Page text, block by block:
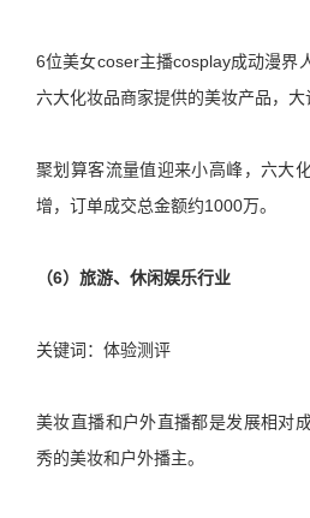
6位美女coser主播cosplay成动漫界
六大化妆品商家提供的美妆产品，大
聚划算客流量值迎来小高峰，六大
增，订单成交总金额约1000万。
（6）旅游、休闲娱乐行业
关键词：体验测评
美妆直播和户外直播都是发展相对
秀的美妆和户外播主。